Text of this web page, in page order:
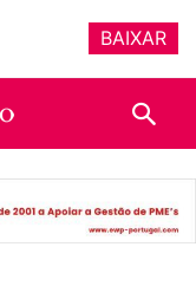
BAIXAR